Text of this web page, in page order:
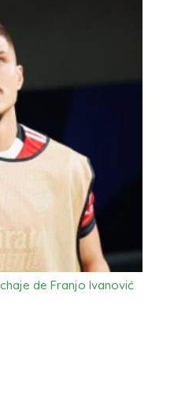
de Franjo Ivanović